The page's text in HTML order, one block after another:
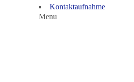
Kontaktaufnahme
Menu